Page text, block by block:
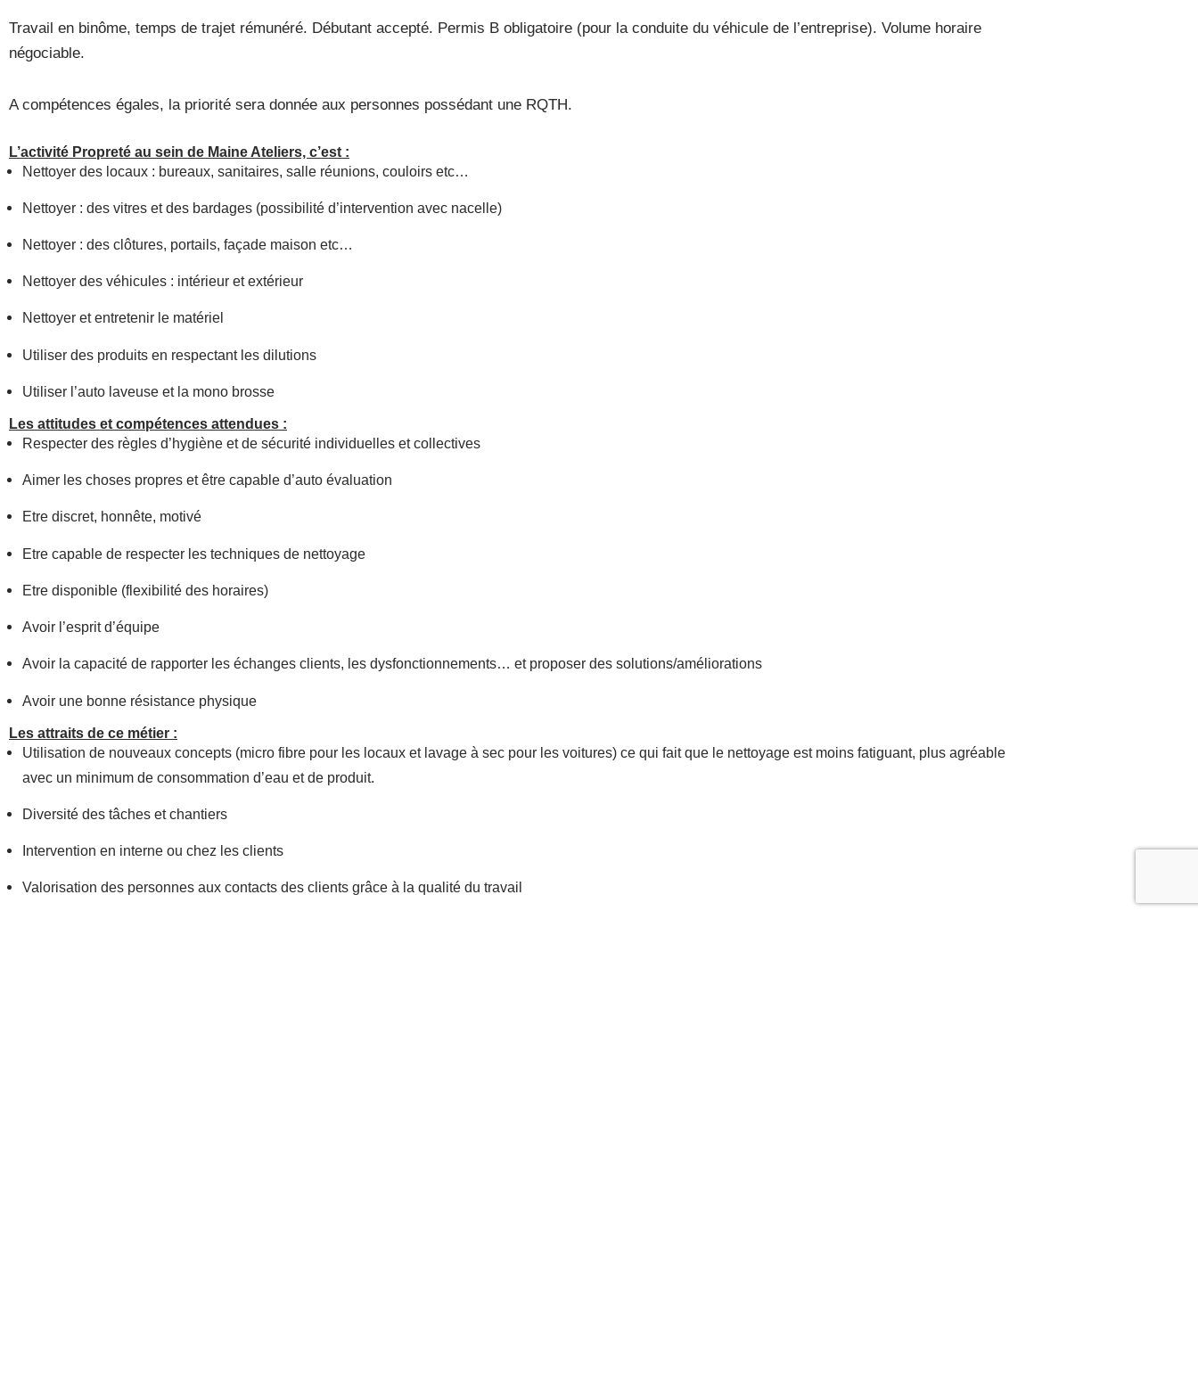
Travail en binôme, temps de trajet rémunéré. Débutant accepté. Permis B obligatoire (pour la conduite du véhicule de l’entreprise). Volume horaire
négociable.
A compétences égales, la priorité sera donnée aux personnes possédant une RQTH.
L’activité Propreté au sein de Maine Ateliers, c’est :
Nettoyer des locaux : bureaux, sanitaires, salle réunions, couloirs etc…
Nettoyer : des vitres et des bardages (possibilité d’intervention avec nacelle)
Nettoyer : des clôtures, portails, façade maison etc…
Nettoyer des véhicules : intérieur et extérieur
Nettoyer et entretenir le matériel
Utiliser des produits en respectant les dilutions
Utiliser l’auto laveuse et la mono brosse
Les attitudes et compétences attendues :
Respecter des règles d’hygiène et de sécurité individuelles et collectives
Aimer les choses propres et être capable d’auto évaluation
Etre discret, honnête, motivé
Etre capable de respecter les techniques de nettoyage
Etre disponible (flexibilité des horaires)
Avoir l’esprit d’équipe
Avoir la capacité de rapporter les échanges clients, les dysfonctionnements… et proposer des solutions/améliorations
Avoir une bonne résistance physique
Les attraits de ce métier :
Utilisation de nouveaux concepts (micro fibre pour les locaux et lavage à sec pour les voitures) ce qui fait que le nettoyage est moins fatiguant, plus agréable
avec un minimum de consommation d’eau et de produit.
Diversité des tâches et chantiers
Intervention en interne ou chez les clients
Valorisation des personnes aux contacts des clients grâce à la qualité du travail